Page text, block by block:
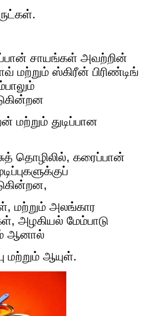
சாயங்கள் அவற்றின்
மற்றும் ஸ்கிரீன் பிரிண்டிங்
மற்றும் துடிப்பான
தொழிலில், கரைப்பான்
மற்றும் அலங்கார
அழகியல் மேம்பாடு
ஆனால்
மற்றும் ஆயுள்.